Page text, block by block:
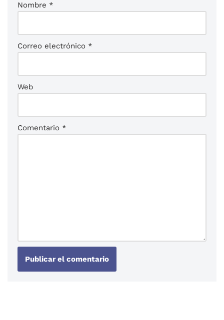
Nombre *
Correo electrónico *
Web
Comentario *